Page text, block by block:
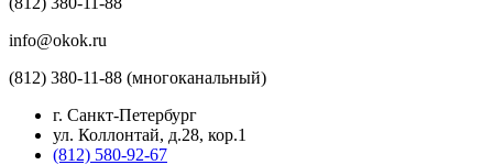
info@okok.ru
(812) 380-11-88 (многоканальный)
г. Санкт-Петербург
ул. Коллонтай, д.28, кор.1
(812) 580-92-67